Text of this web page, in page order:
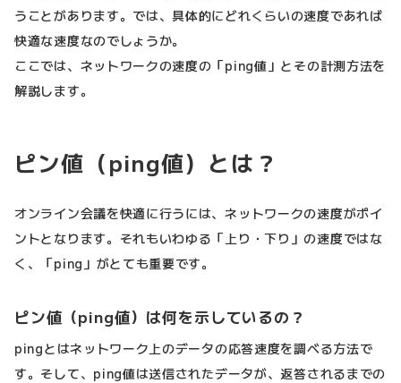
うことがあります。では、具体的にどれくらいの速度であれば
快適な速度なのでしょうか。
ここでは、ネットワークの速度の「ping値」とその計測方法を
解説します。
ピン値（ping値）とは？
オンライン会議を快適に行うには、ネットワークの速度がポイ
ントとなります。それもいわゆる「上り・下り」の速度ではな
く、「ping」がとても重要です。
ピン値（ping値）は何を示しているの？
pingとはネットワーク上のデータの応答速度を調べる方法で
す。そして、ping値は送信されたデータが、返答されるまでの